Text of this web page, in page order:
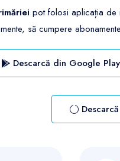
pot folosi aplicația de
să cumpere
Descarcă din Google Play